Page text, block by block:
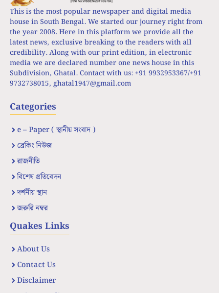
This is the most popular newspaper and digital media
house in South Bengal. We started our journey right from
the year 2008. Here in this platform we provide all the
latest news, exclusive breaking to the readers with all
credibility. Along with our print edition, in electronic
media we are declared number one news house in this
Subdivision, Ghatal. Contact with us: +91 9932953367/+91
9732738015, ghatal1947@gmail.com
Categories
e – Paper ( স্থানীয় সংবাদ )
ব্রেকিং নিউজ
রাজনীতি
বিশেষ প্রতিবেদন
দর্শনীয় স্থান
জরুরি নম্বর
Quakes Links
About Us
Contact Us
Disclaimer